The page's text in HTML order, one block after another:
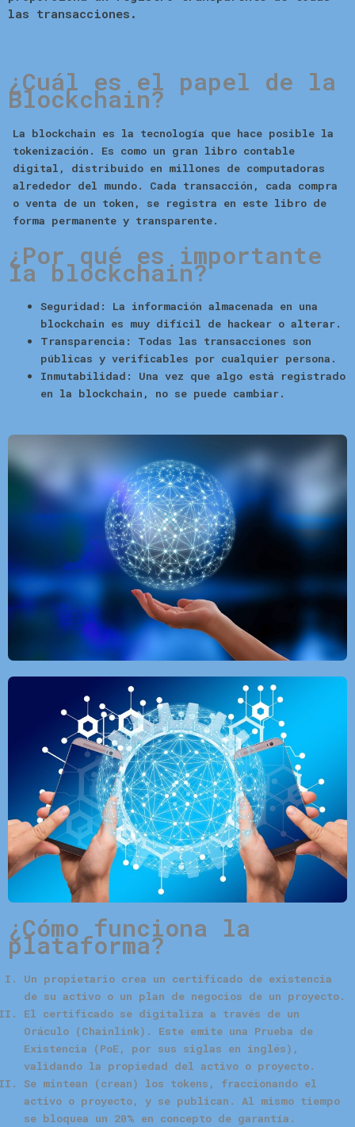
las transacciones.
¿Cuál es el papel de la
Blockchain?
La blockchain es la tecnología que hace posible la
tokenización. Es como un gran libro contable
digital, distribuido en millones de computadoras
alrededor del mundo. Cada transacción, cada compra
o venta de un token, se registra en este libro de
forma permanente y transparente.
¿Por qué es importante
la blockchain?
Seguridad:
La información almacenada en una
blockchain es muy difícil de hackear o alterar.
Transparencia:
Todas las transacciones son
públicas y verificables por cualquier persona.
Inmutabilidad:
Una vez que algo está registrado
en la blockchain, no se puede cambiar.
¿Cómo funciona la
plataforma?
Un propietario crea un certificado de existencia
de su activo o un plan de negocios de un proyecto.
El certificado se digitaliza a través de un
Oráculo (Chainlink). Este emite una Prueba de
Existencia (PoE, por sus siglas en inglés),
validando la propiedad del activo o proyecto.
Se mintean (crean) los tokens, fraccionando el
activo o proyecto, y se publican. Al mismo tiempo
se bloquea un 20% en concepto de garantía.